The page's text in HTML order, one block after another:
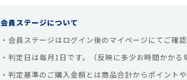
会員ステージについて
・会員ステージはログイン後のマイページにてご確認
・判定日は毎月1日です。（反映に多少お時間かかる
・判定基準のご購入金額とは商品合計からポイント